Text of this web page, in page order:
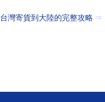
灣寄貨到大陸的完整攻略 ⇒